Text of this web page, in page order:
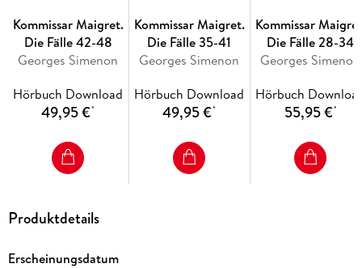
Kommissar Maigret.
Die Fälle 42-48
Georges Simenon
Hörbuch Download
49,95 €*
Kommissar Maigret.
Die Fälle 35-41
Georges Simenon
Hörbuch Download
49,95 €*
Kommissar
Die Fälle 28-34
Georges Simenon
Hörbuch
55,95 €*
Produktdetails
Erscheinungsdatum